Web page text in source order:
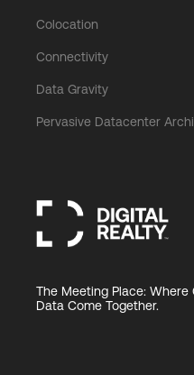
Colocation
Connectivity
Data Gravity
Pervasive Datacenter
The Meeting Place: Where
Data Come Together.